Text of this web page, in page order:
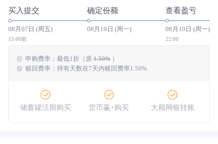
近五年 233.45% 8.97% 11/1848
今年以来 25/2319
成立以来 450.96%
买入提交
08月07日 (周五)
15:00前
确定份额
08月10日 (周一)
查看盈亏
08月10日 (周一)
22:00
申购费率： 最低1折（原 1.50%）
赎回费率：持有天数在7天内赎回费率1.50%
储蓄罐活期购买 货币赢+购买 大额网银转账